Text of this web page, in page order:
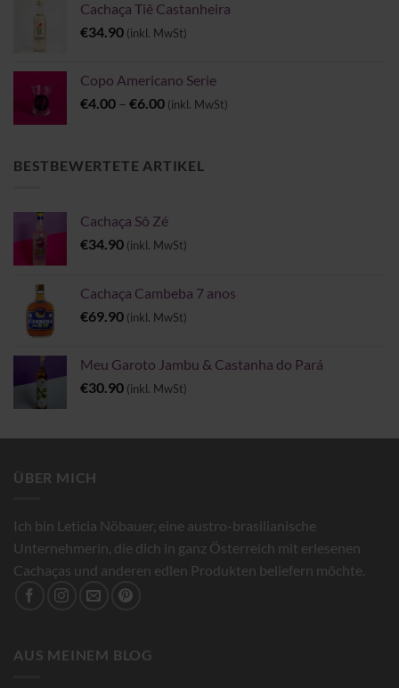
Cachaça Tiê Castanheira
€34.90 (inkl. MwSt)
Copo Americano Serie
€4.00 – €6.00Preisspanne:
€6.00
(inkl. MwSt)
BESTBEWERTETE ARTIKEL
Cachaça Sô Zé
€34.90 (inkl. MwSt)
Cachaça Cambeba 7 anos
€69.90 (inkl. MwSt)
Meu Garoto Jambu & Castanha do Pará
€30.90 (inkl. MwSt)
ÜBER MICH
Ich bin Leticia Nöbauer, eine austro-brasilianische
Unternehmerin, die dich in ganz Österreich mit erlesenen
Cachaças und anderen edlen Produkten beliefern möchte.
AUS MEINEM BLOG